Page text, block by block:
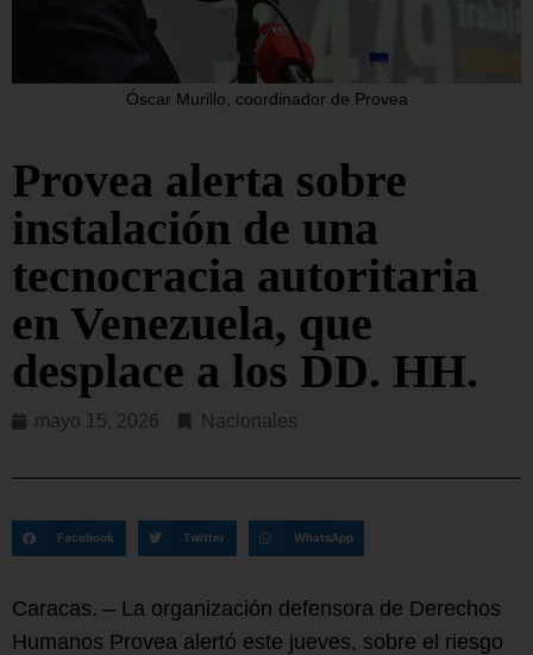
Óscar Murillo, coordinador de Provea
Provea alerta sobre
instalación de una
tecnocracia autoritaria
en Venezuela, que
desplace a los DD. HH.
mayo 15, 2026 Nacionales
Facebook Twitter WhatsApp
Caracas. – La organización defensora de Derechos
Humanos Provea alertó este jueves, sobre el riesgo